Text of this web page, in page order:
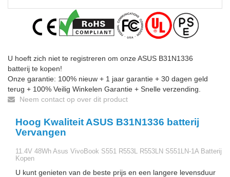
U hoeft zich niet te registreren om onze ASUS B31N1336
batterij te kopen!
Onze garantie: 100% nieuw + 1 jaar garantie + 30 dagen geld
terug + 100% Veilig Winkelen Garantie + Snelle verzending.
Neem contact op over dit product
Hoog Kwaliteit ASUS B31N1336 batterij
Vervangen
11.4V 48Wh Asus VivoBook S551 R553L R553LN S551LN-1A Batterij
Kopen
U kunt genieten van de beste prijs en een langere levensduur